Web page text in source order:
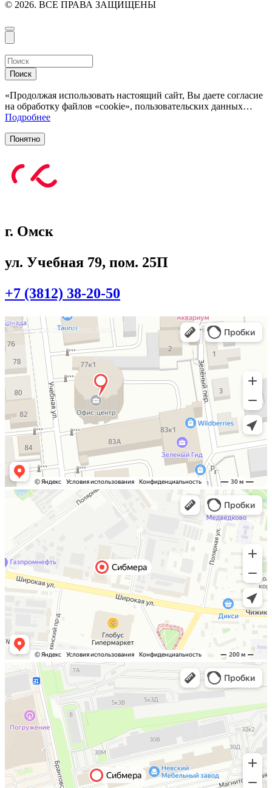
© 2026. ВСЕ ПРАВА ЗАЩИЩЕНЫ
Поиск
«Продолжая использовать настоящий сайт, Вы даете согласие
на обработку файлов «cookie», пользовательских данных…
Подробнее
Понятно
г. Омск
ул. Учебная 79, пом. 25П
+7 (3812) 38-20-50
Омск
Учебная улица, 86 — Яндекс.Карты
Москва
Санкт-Петербург